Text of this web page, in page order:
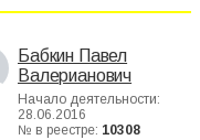
Бабкин Павел
Валерианович
Начало деятельности:
28.06.2016
№ в реестре: 10308